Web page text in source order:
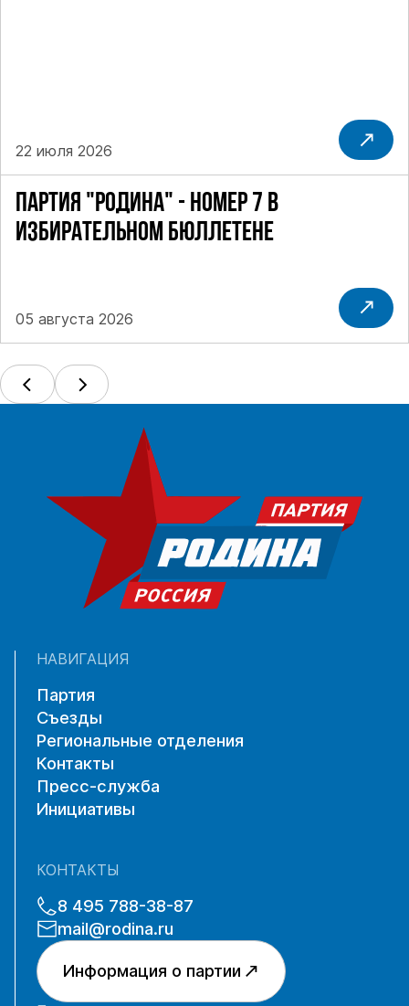
ПАРТИЯ "РОДИНА" - НОМЕР 7 В
ИЗБИРАТЕЛЬНОМ БЮЛЛЕТЕНЕ
05 августа 2026
22 июля 2026
НАВИГАЦИЯ
Партия
Съезды
Региональные отделения
Контакты
Пресс-служба
Инициативы
КОНТАКТЫ
8 495 788-38-87
mail@rodina.ru
Информация о партии